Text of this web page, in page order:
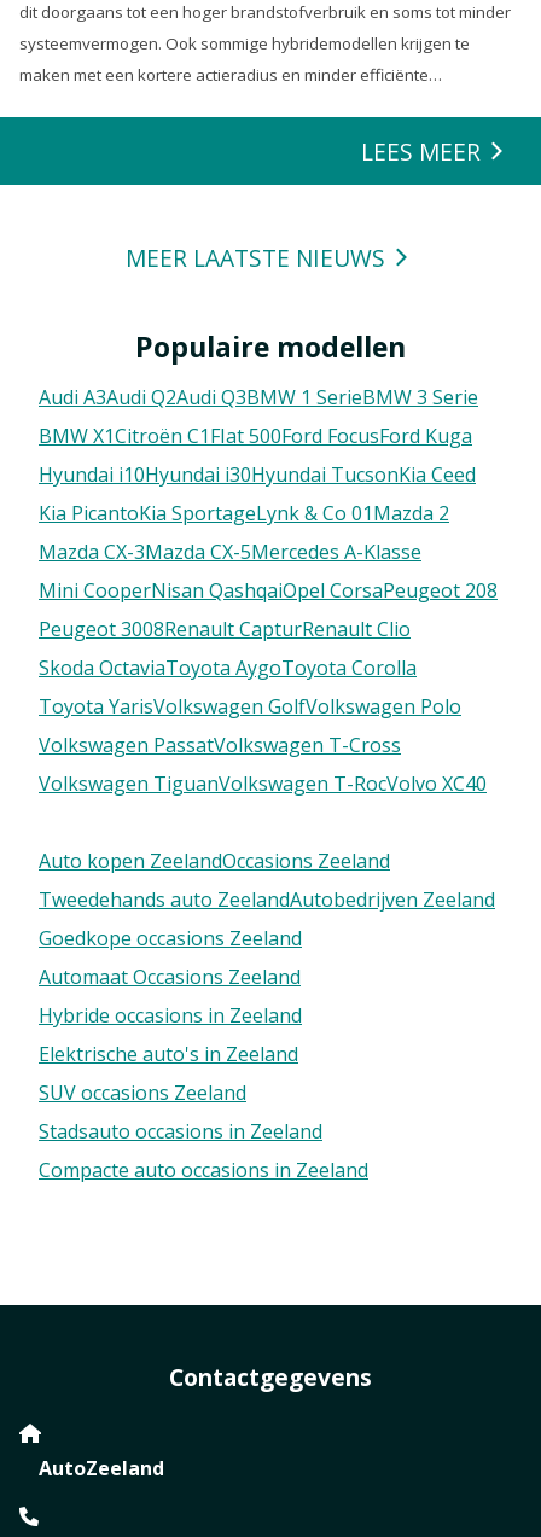
dit doorgaans tot een hoger brandstofverbruik en soms tot minder
systeemvermogen. Ook sommige hybridemodellen krijgen te
maken met een kortere actieradius en minder efficiënte
LEES MEER
MEER LAATSTE NIEUWS
Populaire modellen
Audi A3Audi Q2Audi Q3BMW 1 SerieBMW 3 Serie
BMW X1Citroën C1FIat 500Ford FocusFord Kuga
Hyundai i10Hyundai i30Hyundai TucsonKia Ceed
Kia PicantoKia SportageLynk & Co 01Mazda 2
Mazda CX-3Mazda CX-5Mercedes A-Klasse
Mini CooperNisan QashqaiOpel CorsaPeugeot 208
Peugeot 3008Renault CapturRenault Clio
Skoda OctaviaToyota AygoToyota Corolla
Toyota YarisVolkswagen GolfVolkswagen Polo
Volkswagen PassatVolkswagen T-Cross
Volkswagen TiguanVolkswagen T-RocVolvo XC40
Auto kopen ZeelandOccasions Zeeland
Tweedehands auto ZeelandAutobedrijven Zeeland
Goedkope occasions Zeeland
Automaat Occasions Zeeland
Hybride occasions in Zeeland
Elektrische auto's in Zeeland
SUV occasions Zeeland
Stadsauto occasions in Zeeland
Compacte auto occasions in Zeeland
Contactgegevens
AutoZeeland